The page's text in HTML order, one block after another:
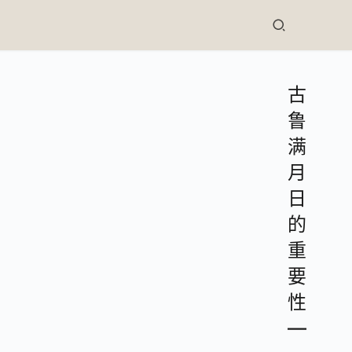
古
鲁
满
月
日
的
重
要
性
—